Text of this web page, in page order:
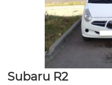
Subaru R2